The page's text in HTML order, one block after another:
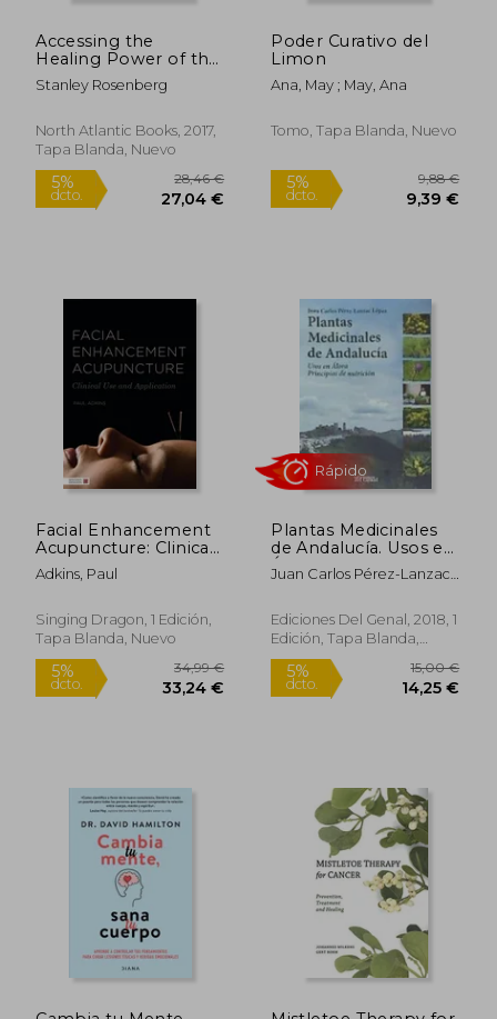
5%
dcto.
198,69 €
188,76 €
5%
dcto.
5% 33,50 € 5%
Accessing the
Healing Power of the
Vagus Nerve: Self-
Help Exercises for
Trauma, and Autism
(en Inglés)
Stanley Rosenberg
North Atlantic Books, 2017,
Tapa Blanda, Nuevo
Poder Curativo del
Limon
Ana, May ; May, Ana
Tomo, Tapa Blanda, Nuevo
Facial Enhancement
Acupuncture: Clinical
Use and Application
(en Inglés)
Adkins, Paul
Singing Dragon, 1 Edición,
Tapa Blanda, Nuevo
Plantas Medicinales
de Andalucía. Usos en
Álora. Principios de
Nutrición
Juan Carlos Pérez-Lanzac
Ediciones Del Genal, 2018, 1
Edición, Tapa Blanda,
Nuevo